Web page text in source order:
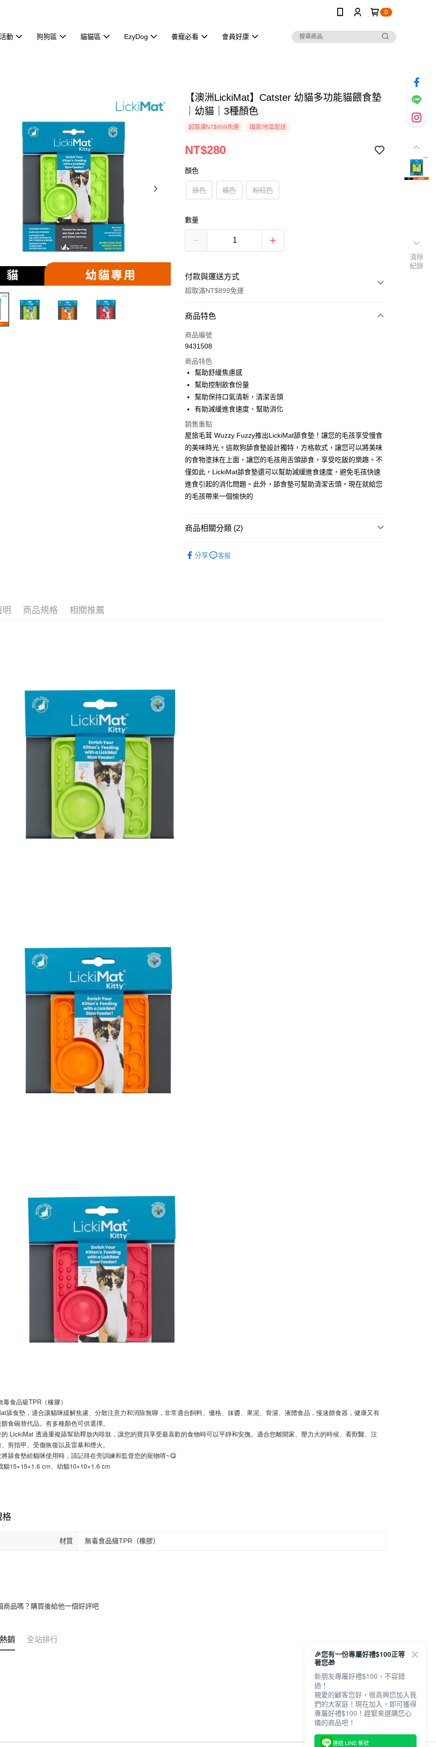
0
動 狗狗區 貓貓區 EzyDog 養寵必看 會員好康
【澳洲LickiMat】Catster 幼貓多功能貓餵食墊
｜幼貓｜3種顏色
超取滿NT$899免運 國家/地區配送
NT$280
顏色
綠色 橘色 粉紅色
數量
付款與運送方式
超取滿NT$899免運
付款方式
信用卡一次付款
LINE Pay
Apple Pay
街口支付
悠遊付
運送方式
全家取貨付款
7-11取貨付款
宅配
商品特色
商品編號
9431508
商品特色
幫助舒緩焦慮感
幫助控制飲食份量
幫助保持口氣清新，清潔舌頭
有助減緩進食速度、幫助消化
銷售重點
屋旅毛茸 Wuzzy Fuzzy推出LickiMat舔食墊！讓您的毛孩享受慢食
的美味時光。這款狗舔食墊設計獨特，方格款式，讓您可以將美味
的食物塗抹在上面，讓您的毛孩用舌頭舔食，享受吃飯的樂趣。不
僅如此，LickiMat舔食墊還可以幫助減緩進食速度，避免毛孩快速
進食引起的消化問題。此外，舔食墊可幫助清潔舌頭。現在就給您
的毛孩帶來一個愉快的
商品相關分類 (2)
分享 客服
明 商品規格 相關推薦
毒食品級TPR（橡膠）
舔食墊，適合讓貓咪緩解焦慮、分散注意力和消除無聊，非常適合飼料、優格、抹醬、果泥、骨湯、液體食品，慢速餵食器，健康又有
食碗替代品。有多種顏色可供選擇。
LickiMat 透過重複舔幫助釋放內啡肽，讓您的寶貝享受最喜歡的食物時可以平靜和安撫。適合您離開家、壓力大的時候、看獸醫、注
剪指甲、受傷恢復以及雷暴和煙火。
舔食墊給貓咪使用時，請記得在旁訓練和監督您的寵物唷~😋
貓15×15×1.6 cm、幼貓10×10×1.6 cm
格
材質 無毒食品級TPR（橡膠）
商品嗎？購買後給他一個好評吧
銷 全站排行
清除
紀錄
🎉您有一份專屬好禮$100正等
著您🎁
新朋友專屬好禮$100，不容錯
過！
親愛的顧客您好，很高興您加入我
們的大家庭！現在加入，即可獲得
專屬好禮$100！趕緊來選購您心
儀的商品吧！
連結 LINE 帳號